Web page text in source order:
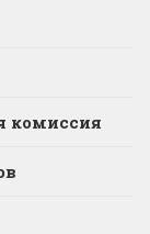
комиссия